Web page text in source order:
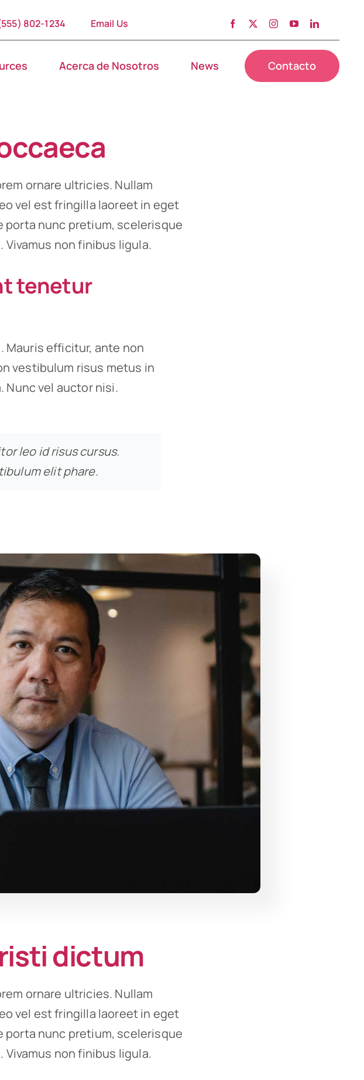
802-1234 Email Us
Acerca de Nosotros News Contacto
ornare ultricies. Nullam
vel est fringilla laoreet in eget
porta nunc pretium, scelerisque
non finibus ligula.
tenetur
Mauris efficitur, ante non
vestibulum risus metus in
Nunc vel auctor nisi.
leo id risus cursus.
elit phare.
dictum
ornare ultricies. Nullam
vel est fringilla laoreet in eget
porta nunc pretium, scelerisque
non finibus ligula.